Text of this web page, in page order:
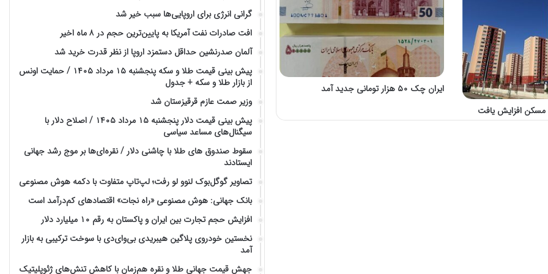
افزایش یا‌فت
ایران چک ۵۰ هزار تومانی جدید آمد
گرانی انرژی برای اروپایی‌ها سبب خیر شد
افت صادرات نفت آمریکا به پایین‌ترین حجم در ۸ ماه اخیر
آلمان صدرنشین حداقل دستمزد اروپا از نظر قدرت خرید شد
پیش‌ بینی قیمت طلا و سکه پنجشنبه ۱۵ مرداد ۱۴۰۵ / حمایت اونس
از بازار طلا و سکه + جدول
وزیر صمت عازم قرقیزستان شد
پیش ‌بینی قیمت دلار پنجشنبه ۱۵ مرداد ۱۴۰۵ / اصلاح دلار با
سیگنال‌های مساعد سیاسی
سقوط صندوق های طلا با چاشنی دلار / نقره‌ای‌ها بر موج رشد جهانی
ایستادند
تصاویر گوگل‌بوک لنوو لو رفت؛ لپ‌تاپ متفاوت با دکمه هوش مصنوعی
بانک جهانی: هوش مصنوعی «راه نجات» اقتصادهای کم‌درآمد است
افزایش حجم تجارت بین ایران و پاکستان به رقم ۱۰ میلیارد دلار
نخستین خودروی پلاگین هیبریدی بی‌وای‌دی با سوخت ترکیبی به بازار
آمد
جهش قیمت جهانی طلا و نقره هم‌زمان با کاهش تنش‌های ژئوپلیتیک